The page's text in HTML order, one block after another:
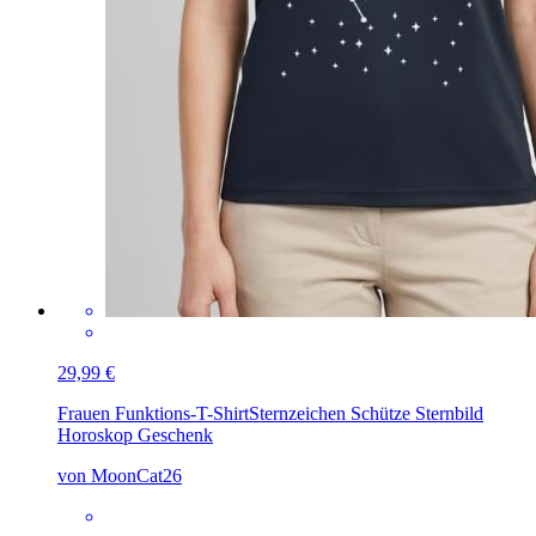
29,99 €
Frauen Funktions-T-ShirtSternzeichen Schütze Sternbild
Horoskop Geschenk
von MoonCat26